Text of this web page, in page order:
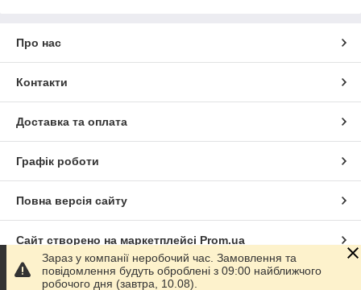
Про нас
Контакти
Доставка та оплата
Графік роботи
Повна версія сайту
Сайт створено на маркетплейсі Prom.ua
Політика конфіденційності
Зараз у компанії неробочий час. Замовлення та
повідомлення будуть оброблені з 09:00 найближчого
робочого дня (завтра, 10.08).